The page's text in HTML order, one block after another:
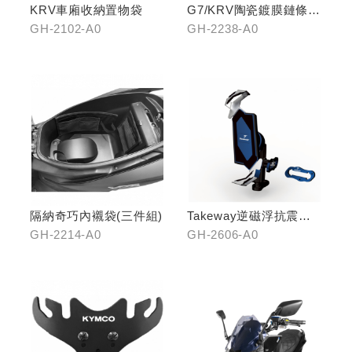
KRV車廂收納置物袋
GH-2102-A0
G7/KRV陶瓷鍍膜鏈條-
炫彩
GH-2238-A0
隔納奇巧內襯袋(三件組)
GH-2214-A0
Takeway逆磁浮抗震手
機架
GH-2606-A0